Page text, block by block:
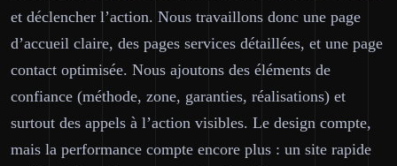
et déclencher l’action. Nous travaillons donc une page
d’accueil claire, des pages services détaillées, et une page
contact optimisée. Nous ajoutons des éléments de
confiance (méthode, zone, garanties, réalisations) et
surtout des appels à l’action visibles. Le design compte,
mais la performance compte encore plus : un site rapide